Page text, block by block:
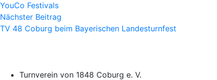
YouCo Festivals
Nächster Beitrag
TV 48 Coburg beim Bayerischen Landesturnfest
Turnverein von 1848 Coburg e. V.